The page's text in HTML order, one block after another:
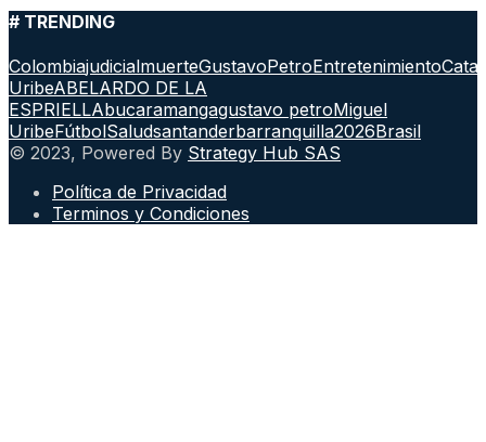
# TRENDING
ColombiajudicialmuerteGustavoPetroEntretenimiento
UribeABELARDO DE LA
ESPRIELLAbucaramangagustavo petroMiguel
UribeFútbolSaludsantanderbarranquilla2026Brasil
© 2023, Powered By Strategy Hub SAS
Política de Privacidad
Terminos y Condiciones